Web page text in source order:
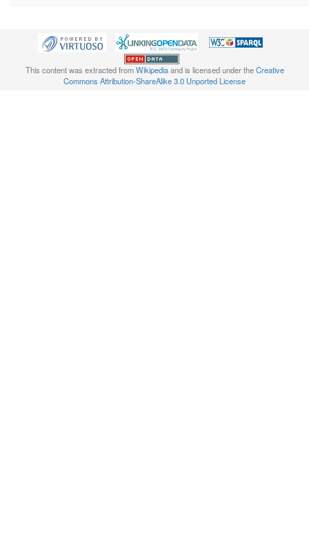
This content was extracted fromWikipediaand is licensed under theCreative
Commons Attribution-ShareAlike 3.0 Unported License